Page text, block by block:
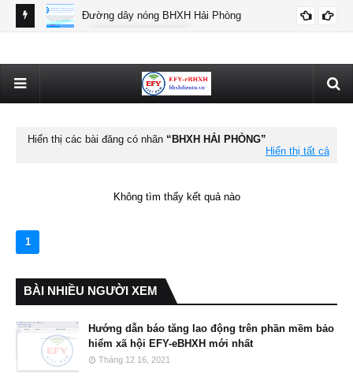
Đường dây nóng BHXH Hải Phòng
Hiển thị các bài đăng có nhãn
BHXH HẢI PHÒNG
Hiển thị tất cả
Không tìm thấy kết quả nào
1
BÀI NHIỀU NGƯỜI XEM
Hướng dẫn báo tăng lao động trên phần mềm bảo
hiểm xã hội EFY-eBHXH mới nhất
Tháng 12 16, 2021